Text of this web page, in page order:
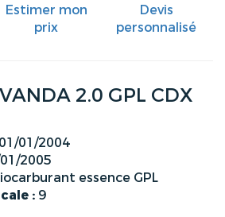
Estimer mon
prix
Devis
personnalisé
2.0 GPL CDX
01/01/2004
2005
essence GPL
: 9